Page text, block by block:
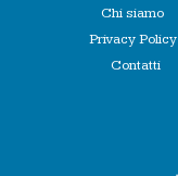
Chi siamo
Privacy Policy
Contatti